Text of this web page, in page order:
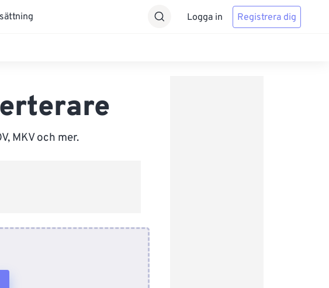
Logga in Registrera dig
MKV och mer.